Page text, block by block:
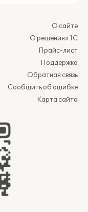
О сайте
О решениях 1С
Прайс-лист
Поддержка
Обратная связь
Сообщить об ошибке
Карта сайта